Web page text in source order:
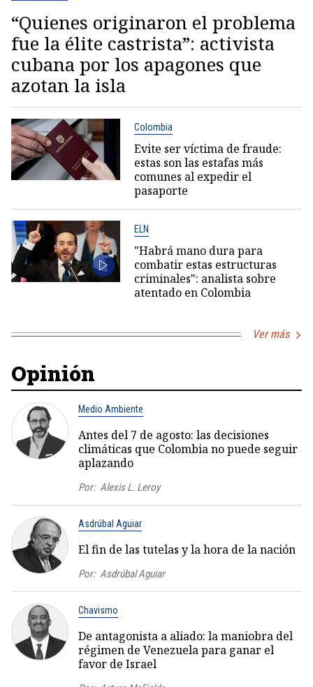
“Quienes originaron el problema
fue la élite castrista”: activista
cubana por los apagones que
azotan la isla
Colombia
Evite ser víctima de fraude:
estas son las estafas más
comunes al expedir el
pasaporte
ELN
"Habrá mano dura para
combatir estas estructuras
criminales": analista sobre
atentado en Colombia
Ver más
Opinión
Medio Ambiente
Antes del 7 de agosto: las decisiones
climáticas que Colombia no puede seguir
aplazando
Por: Alexis L. Leroy
Asdrúbal Aguiar
El fin de las tutelas y la hora de la nación
Por: Asdrúbal Aguiar
Chavismo
De antagonista a aliado: la maniobra del
régimen de Venezuela para ganar el
favor de Israel